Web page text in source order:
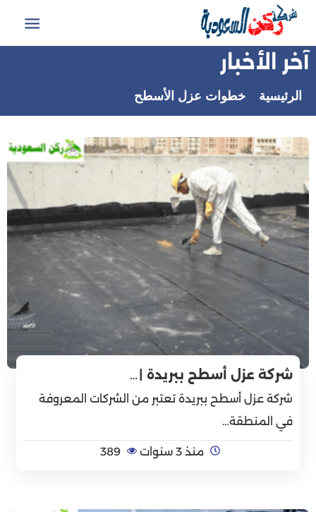
التجاوز
المحتوى
آخر الأخبار
الرئيسية خطوات عزل الأسطح
شركة عزل أسطح ببريدة |…
شركة عزل أسطح ببريدة تعتبر من الشركات المعروفة
في المنطقة…
منذ 3 سنوات 389